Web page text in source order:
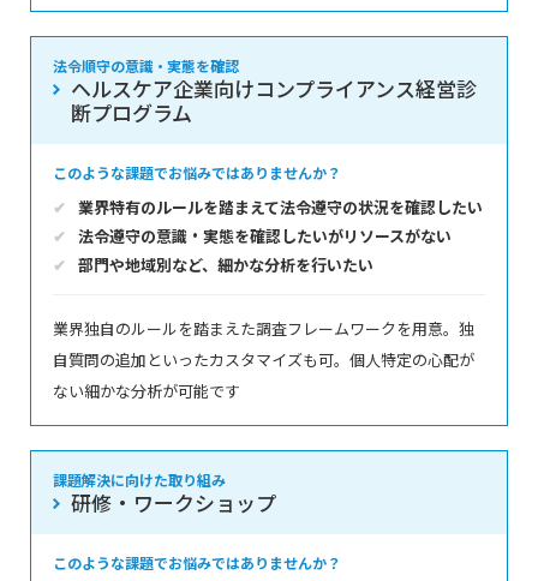
法令順守の意識・実態を確認
ヘルスケア企業向けコンプライアンス経営診
断プログラム
このような課題でお悩みではありませんか？
業界特有のルールを踏まえて法令遵守の状況を確認したい
法令遵守の意識・実態を確認したいがリソースがない
部門や地域別など、細かな分析を行いたい
業界独自のルールを踏まえた調査フレームワークを用意。独
自質問の追加といったカスタマイズも可。個人特定の心配が
ない細かな分析が可能です
課題解決に向けた取り組み
研修・ワークショップ
このような課題でお悩みではありませんか？